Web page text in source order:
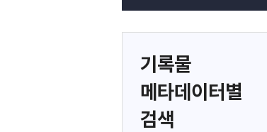
기록물
메타데이터별
검색